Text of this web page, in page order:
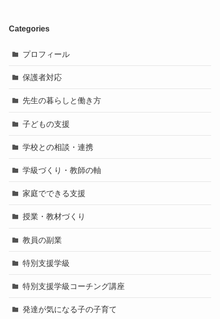
Categories
プロフィール
保護者対応
先生の暮らしと働き方
子どもの支援
学校との相談・連携
学級づくり・教師の軸
家庭でできる支援
授業・教材づくり
教員の副業
特別支援学級
特別支援学級コーチング講座
発達が気になる子の子育て